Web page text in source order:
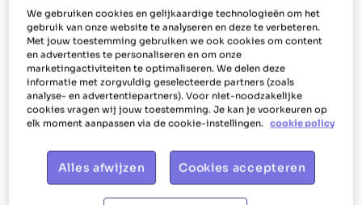
Ons aanbod
Het Poetsbureau gaat voorhappy, shiny
collega's. Dat vertalen we door naar de manier
waarop we jou als huishoudhulp verlonen en
helpen. Jou laten stralen, dat is wat we willen.
Het Poetsbureau Kortrijk geeft je daarom niet
alleen eenaantrekkelijk loonpakket, maar ook
We gebruiken cookies en gelijkaardige technologieën om het
gebruik van onze website te analyseren en deze te verbeteren.
Met jouw toestemming gebruiken we ook cookies om content
en advertenties te personaliseren en om onze
marketingactiviteiten te optimaliseren. We delen deze
informatie met zorgvuldig geselecteerde partners (zoals
analyse- en advertentiepartners). Voor niet-noodzakelijke
cookies vragen wij jouw toestemming. Je kan je voorkeuren op
elk moment aanpassen via de cookie-instellingen. cookie policy
Alles afwijzen Cookies accepteren